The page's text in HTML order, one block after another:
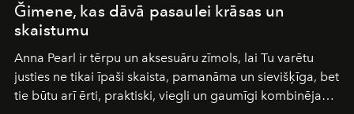
Ğimene, kas dāvā pasaulei krāsas un
skaistumu
Anna Pearl ir tērpu un aksesuāru zīmols, lai Tu varētu
justies ne tikai īpaši skaista, pamanāma un sievišķīga, bet
tie būtu arī ērti, praktiski, viegli un gaumīgi kombinējami